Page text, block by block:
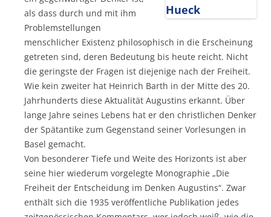
als dass durch und mit ihm
Problemstellungen
menschlicher Existenz philosophisch in die Erscheinung
getreten sind, deren Bedeutung bis heute reicht. Nicht
die geringste der Fragen ist diejenige nach der Freiheit.
Wie kein zweiter hat Heinrich Barth in der Mitte des 20.
Jahrhunderts diese Aktualität Augustins erkannt. Über
lange Jahre seines Lebens hat er den christlichen Denker
der Spätantike zum Gegenstand seiner Vorlesungen in
Basel gemacht.
Von besonderer Tiefe und Weite des Horizonts ist aber
seine hier wiederum vorgelegte Monographie „Die
Freiheit der Entscheidung im Denken Augustins“. Zwar
enthält sich die 1935 veröffentliche Publikation jedes